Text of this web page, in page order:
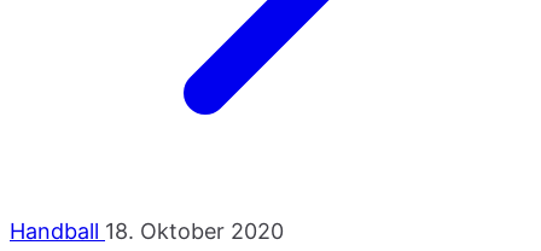
Handball 18. Oktober 2020